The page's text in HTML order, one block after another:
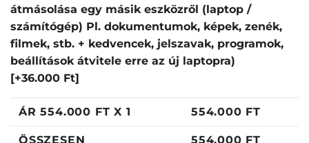
átmásolása egy másik eszközről (laptop /
számítógép) Pl. dokumentumok, képek, zenék,
filmek, stb. + kedvencek, jelszavak, programok,
beállítások átvitele erre az új laptopra)
[+36.000 Ft]
ÁR554.000 FT X 1 554.000 FT
ÖSSZESEN 554.000 FT